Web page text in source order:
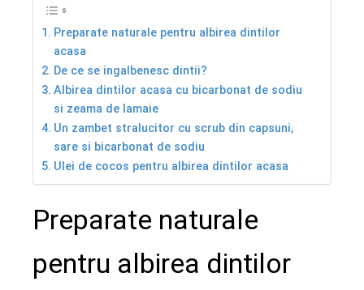
Preparate naturale pentru albirea dintilor
acasa
De ce se ingalbenesc dintii?
Albirea dintilor acasa cu bicarbonat de sodiu
si zeama de lamaie
Un zambet stralucitor cu scrub din capsuni,
sare si bicarbonat de sodiu
Ulei de cocos pentru albirea dintilor acasa
Preparate naturale
pentru albirea dintilor